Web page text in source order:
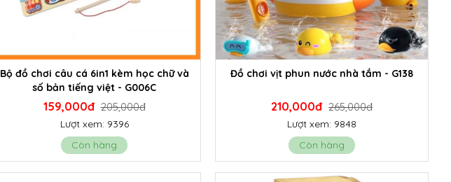
Bộ đồ chơi câu cá 6in1 kèm học chữ và
số bản tiếng việt - G006C
159,000đ 205,000đ
Lượt xem: 9396
Còn hàng
Đồ chơi vịt phun nước nhà tắm - G138
210,000đ 265,000đ
Lượt xem: 9848
Còn hàng